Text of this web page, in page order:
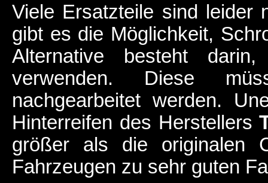
Viele Ersatzteile sind leider
gibt es die Möglichkeit,
Alternative besteht
verwenden. Diese
nachgearbeitet werden.
Hinterreifen des Herstellers
größer als die originalen
Fahrzeugen zu sehr guten